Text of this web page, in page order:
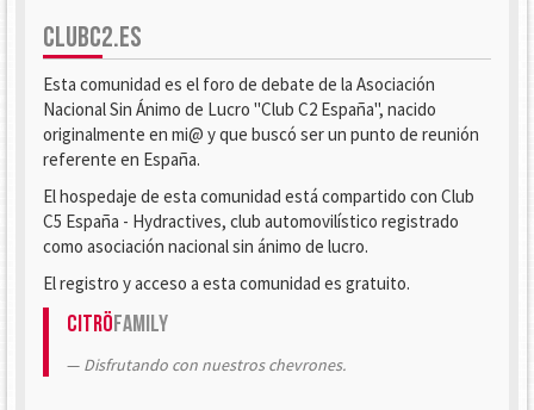
CLUBC2.ES
Esta comunidad es el foro de debate de la Asociación
Nacional Sin Ánimo de Lucro "Club C2 España", nacido
originalmente en mi@ y que buscó ser un punto de reunión
referente en España.
El hospedaje de esta comunidad está compartido con Club
C5 España - Hydractives, club automovilístico registrado
como asociación nacional sin ánimo de lucro.
El registro y acceso a esta comunidad es gratuito.
CitröFamily
Disfrutando con nuestros chevrones.